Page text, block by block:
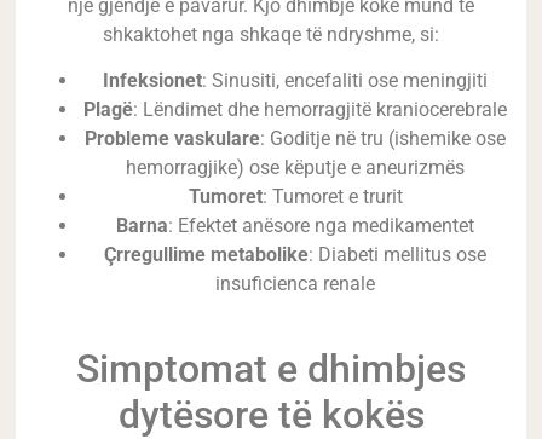
një gjendje e pavarur. Kjo dhimbje koke mund të
shkaktohet nga shkaqe të ndryshme, si:
Infeksionet: Sinusiti, encefaliti ose meningjiti
Plagë: Lëndimet dhe hemorragjitë kraniocerebrale
Probleme vaskulare: Goditje në tru (ishemike ose
hemorragjike) ose këputje e aneurizmës
Tumoret: Tumoret e trurit
Barna: Efektet anësore nga medikamentet
Çrregullime metabolike: Diabeti mellitus ose
insuficienca renale
Simptomat e dhimbjes
dytësore të kokës